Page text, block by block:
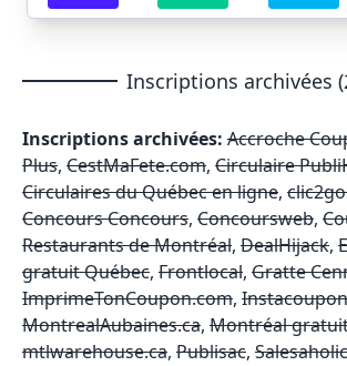
Inscriptions archivées
Inscriptions archivées: Accroche
Plus, CestMaFete.com, Circulaire
Circulaires du Québec en ligne,
Concours Concours, Concoursweb,
Restaurants de Montréal, DealHijack,
gratuit Québec, Frontlocal, Gratte
ImprimeTonCoupon.com,
MontrealAubaines.ca, Montréal
mtlwarehouse.ca, Publisac,